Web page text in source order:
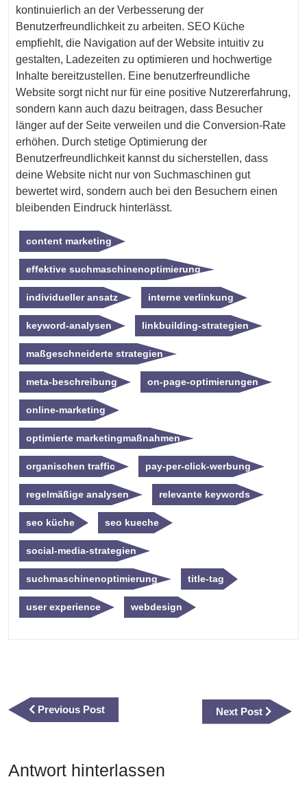
kontinuierlich an der Verbesserung der
Benutzerfreundlichkeit zu arbeiten. SEO Küche
empfiehlt, die Navigation auf der Website intuitiv zu
gestalten, Ladezeiten zu optimieren und hochwertige
Inhalte bereitzustellen. Eine benutzerfreundliche
Website sorgt nicht nur für eine positive Nutzererfahrung,
sondern kann auch dazu beitragen, dass Besucher
länger auf der Seite verweilen und die Conversion-Rate
erhöhen. Durch stetige Optimierung der
Benutzerfreundlichkeit kannst du sicherstellen, dass
deine Website nicht nur von Suchmaschinen gut
bewertet wird, sondern auch bei den Besuchern einen
bleibenden Eindruck hinterlässt.
content marketing
effektive suchmaschinenoptimierung
individueller ansatz interne verlinkung
keyword-analysen linkbuilding-strategien
maßgeschneiderte strategien
meta-beschreibung on-page-optimierungen
online-marketing
optimierte marketingmaßnahmen
organischen traffic pay-per-click-werbung
regelmäßige analysen relevante keywords
seo küche seo kueche
social-media-strategien
suchmaschinenoptimierung title-tag
user experience webdesign
Previous PostPrevious
Post
Next Post
Next
Post
Antwort hinterlassen